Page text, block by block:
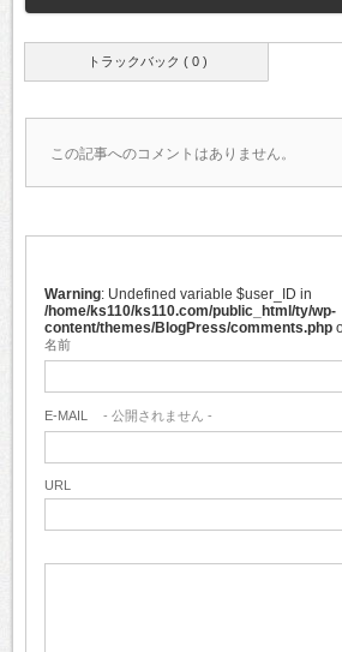
トラックバック ( 0 )
この記事へのコメントはありません。
Warning : Undefined variable $user_ID in
/home/ks110/ks110.com/public_html/ty/wp-
content/themes/BlogPress/comments.php
名前
E-MAIL - 公開されません -
URL